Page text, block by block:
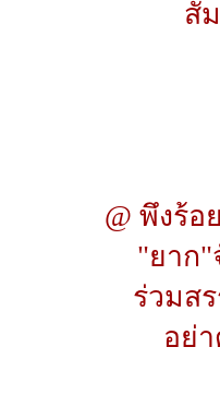
สั
@ พึงร้อ
"ยาก
ร่วมส
อย่